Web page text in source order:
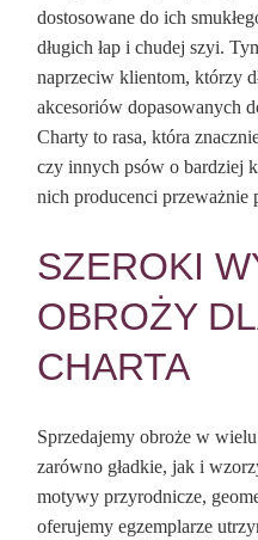
dostosowane do ich
długich łap i chudej szyi.
naprzeciw klientom, którzy
akcesoriów dopasowanych
Charty to rasa, która
czy innych psów o bardziej
nich producenci przeważnie
SZEROKI
OBROŻY
CHARTA
Sprzedajemy obroże w
zarówno gładkie, jak i
motywy przyrodnicze,
oferujemy egzemplarze